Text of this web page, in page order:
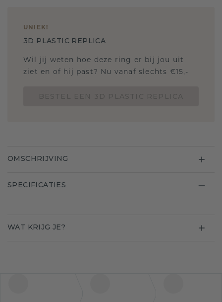
UNIEK!
3D PLASTIC REPLICA
Wil jij weten hoe deze ring er bij jou uit
ziet en of hij past? Nu vanaf slechts €15,-
OMSCHRIJVING
SPECIFICATIES
WAT KRIJG JE?